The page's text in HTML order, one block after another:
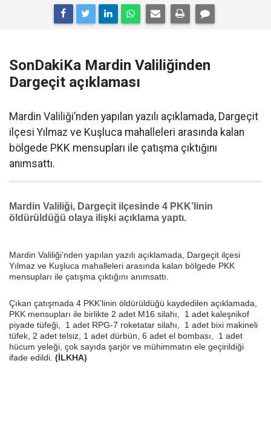
SonDakiKa Mardin Valiliğinden
Dargeçit açıklaması
Mardin Valiliği’nden yapılan yazılı açıklamada, Dargeçit
ilçesi Yılmaz ve Kuşluca mahalleleri arasında kalan
bölgede PKK mensupları ile çatışma çıktığını
anımsattı.
Mardin Valiliği, Dargeçit ilçesinde 4 PKK’linin
öldürüldüğü olaya ilişki açıklama yaptı.
Mardin Valiliği’nden yapılan yazılı açıklamada, Dargeçit ilçesi
Yılmaz ve Kuşluca mahalleleri arasında kalan bölgede PKK
mensupları ile çatışma çıktığını anımsattı.
Çıkan çatışmada 4 PKK’linin öldürüldüğü kaydedilen açıklamada,
PKK mensupları ile birlikte 2 adet M16 silahı, 1 adet kaleşnikof
piyade tüfeği, 1 adet RPG-7 roketatar silahı, 1 adet bixi makineli
tüfek, 2 adet telsiz, 1 adet dürbün, 6 adet el bombası, 1 adet
hücum yeleği, çok sayıda şarjör ve mühimmatın ele geçirildiği
ifade edildi. (İLKHA)